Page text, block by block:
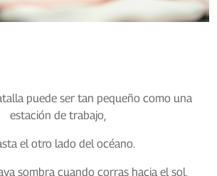
puede ser tan pequeño como una
estación de trabajo,
el otro lado del océano.
sombra cuando corras hacia el sol,